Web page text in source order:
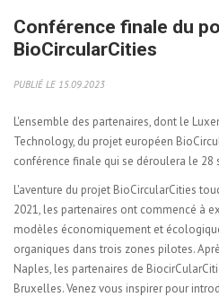
Conférence finale du
BioCircularCities
PUBLIÉ LE 15.09.2023
L'ensemble des partenaires, dont le
Technology, du projet européen
conférence finale qui se déroulera le 28
L'aventure du projet BioCircularCities
2021, les partenaires ont commencé à
modèles économiquement et
organiques dans trois zones pilotes.
Naples, les partenaires de
Bruxelles. Venez vous inspirer pour